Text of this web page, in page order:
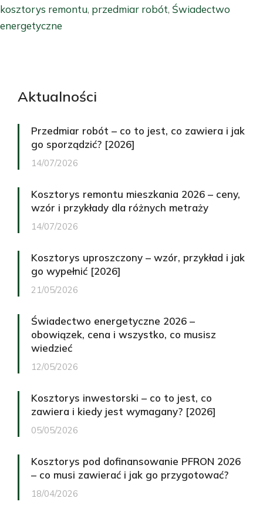
kosztorys remontu, przedmiar robót, Świadectwo
energetyczne
Aktualności
Przedmiar robót – co to jest, co zawiera i jak
go sporządzić? [2026]
14/07/2026
Kosztorys remontu mieszkania 2026 – ceny,
wzór i przykłady dla różnych metraży
14/07/2026
Kosztorys uproszczony – wzór, przykład i jak
go wypełnić [2026]
21/05/2026
Świadectwo energetyczne 2026 –
obowiązek, cena i wszystko, co musisz
wiedzieć
12/05/2026
Kosztorys inwestorski – co to jest, co
zawiera i kiedy jest wymagany? [2026]
05/05/2026
Kosztorys pod dofinansowanie PFRON 2026
– co musi zawierać i jak go przygotować?
18/04/2026